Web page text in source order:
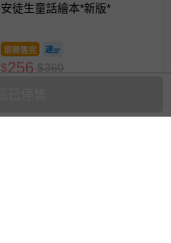
安徒生童話繪本*新版*
即將售完
$256 $360